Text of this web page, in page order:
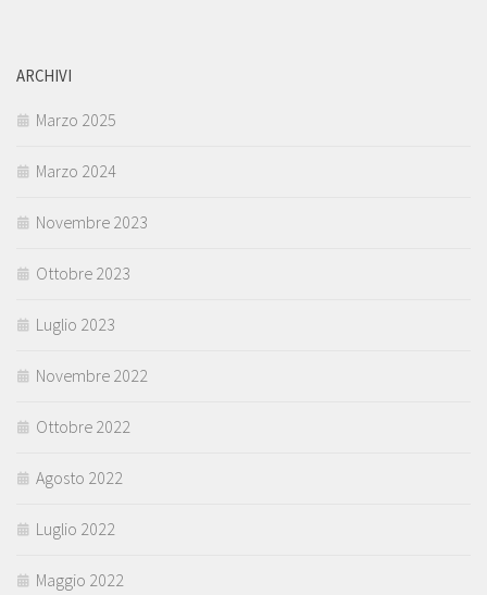
ARCHIVI
Marzo 2025
Marzo 2024
Novembre 2023
Ottobre 2023
Luglio 2023
Novembre 2022
Ottobre 2022
Agosto 2022
Luglio 2022
Maggio 2022